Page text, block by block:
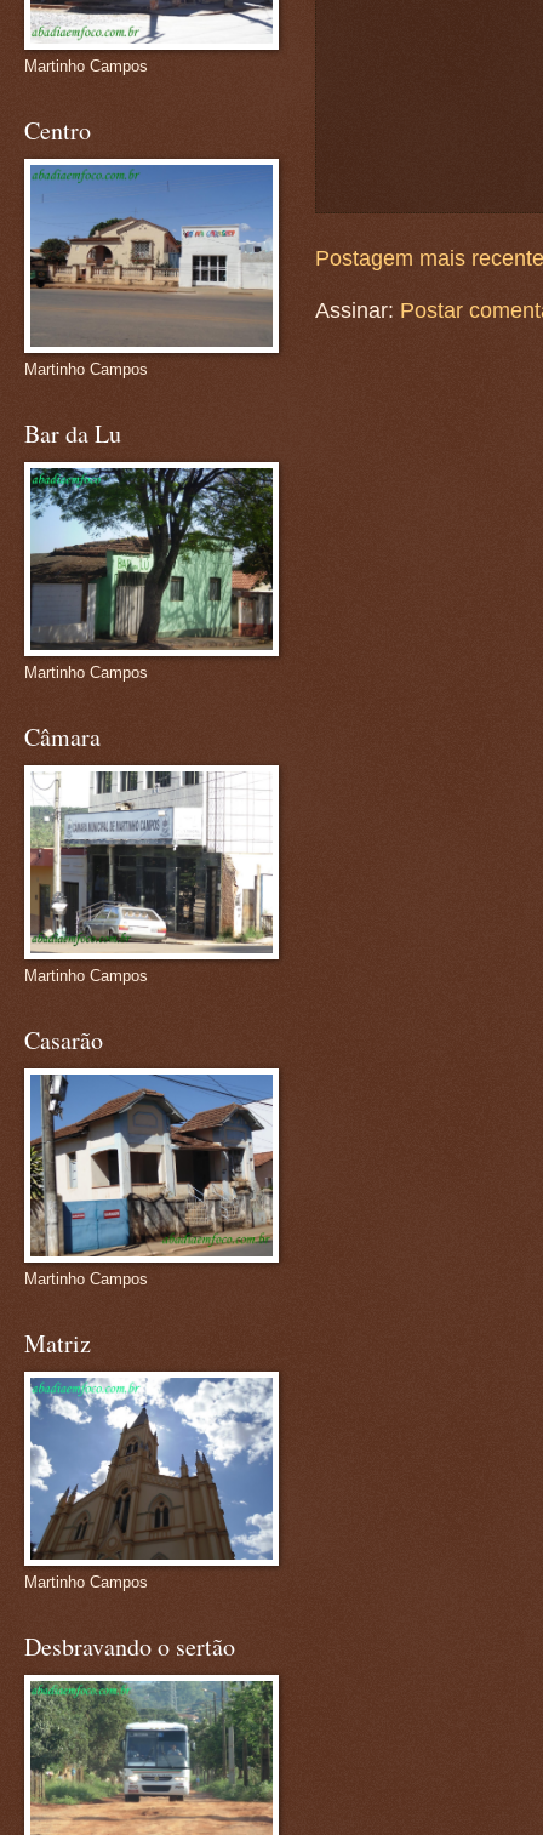
Postagem mais recente
Assinar: Postar
Martinho Campos
Centro
Martinho Campos
Bar da Lu
Martinho Campos
Câmara
Martinho Campos
Casarão
Martinho Campos
Matriz
Martinho Campos
Desbravando o sertão